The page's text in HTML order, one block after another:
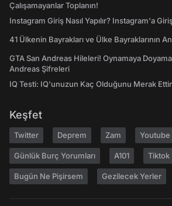
Çalışamayanlar Toplanın!
Instagram Giriş Nasıl Yapılır? Instagram'a
41 Ülkenin Bayrakları ve Ülke Bayraklarının
GTA San Andreas Hileleri! Oynamaya
Andreas Şifreleri
IQ Testi: IQ'unuzun Kaç Olduğunu Merak
Keşfet
Twitter Deprem Zam Youtube
Günlük Burç Yorumları A101 Tiktok
Bugün Ne Pişirsem Gezilecek Yerler